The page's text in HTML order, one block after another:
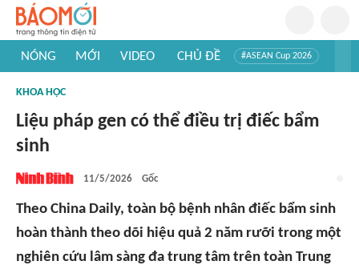
NÓNG MỚI VIDEO CHỦ ĐỀ #ASEAN Cup 2026
#Khám phá thế giới
KHOA HỌC
Liệu pháp gen có thể điều trị điếc bẩm
sinh
11/5/2026 Gốc
Theo China Daily, toàn bộ bệnh nhân điếc bẩm sinh
hoàn thành theo dõi hiệu quả 2 năm rưỡi trong một
nghiên cứu lâm sàng đa trung tâm trên toàn Trung